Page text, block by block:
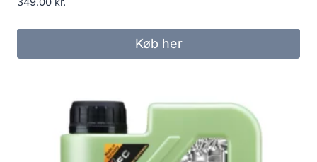
Køb her